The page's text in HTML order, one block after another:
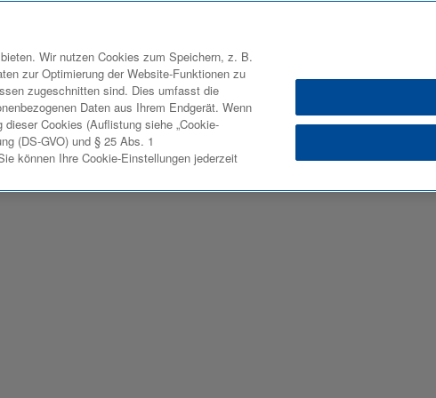
Wir nutzen Cookies zum Speichern, z. B.
zur Optimierung der Website-Funktionen zu
zugeschnitten sind. Dies umfasst die
Daten aus Ihrem Endgerät. Wenn
Cookies (Auflistung siehe „Cookie-
(DS-GVO) und § 25 Abs. 1
können Ihre Cookie-Einstellungen jederzeit